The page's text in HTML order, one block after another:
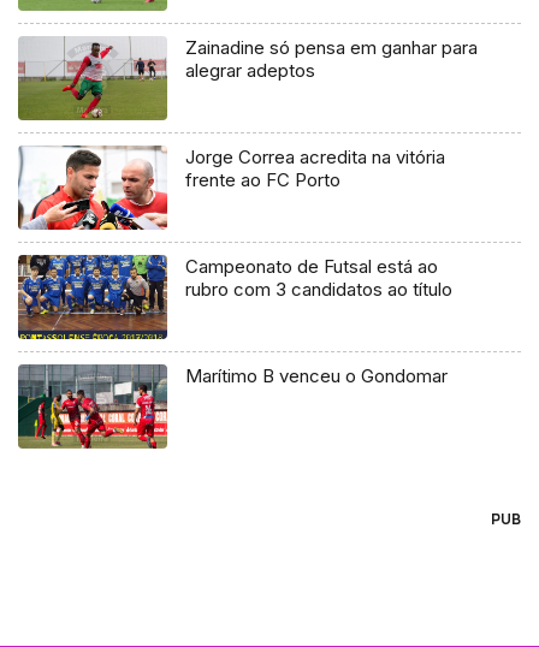
Zainadine só pensa em ganhar para
alegrar adeptos
Jorge Correa acredita na vitória
frente ao FC Porto
Campeonato de Futsal está ao
rubro com 3 candidatos ao título
Marítimo B venceu o Gondomar
PUB